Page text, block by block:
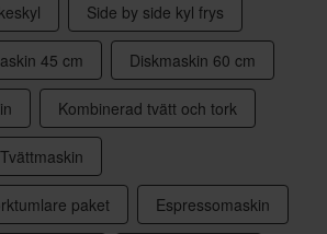
Side by side kyl frys
45 cm Diskmaskin 60 cm
Kombinerad tvätt och tork
Tvättmaskin
paket Espressomaskin